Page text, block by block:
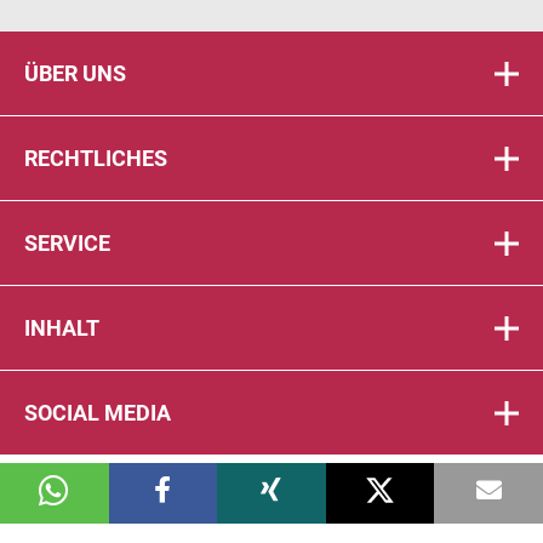
ÜBER UNS
RECHTLICHES
SERVICE
INHALT
SOCIAL MEDIA
© 2026 DIE PTA IN DER APOTHEKE